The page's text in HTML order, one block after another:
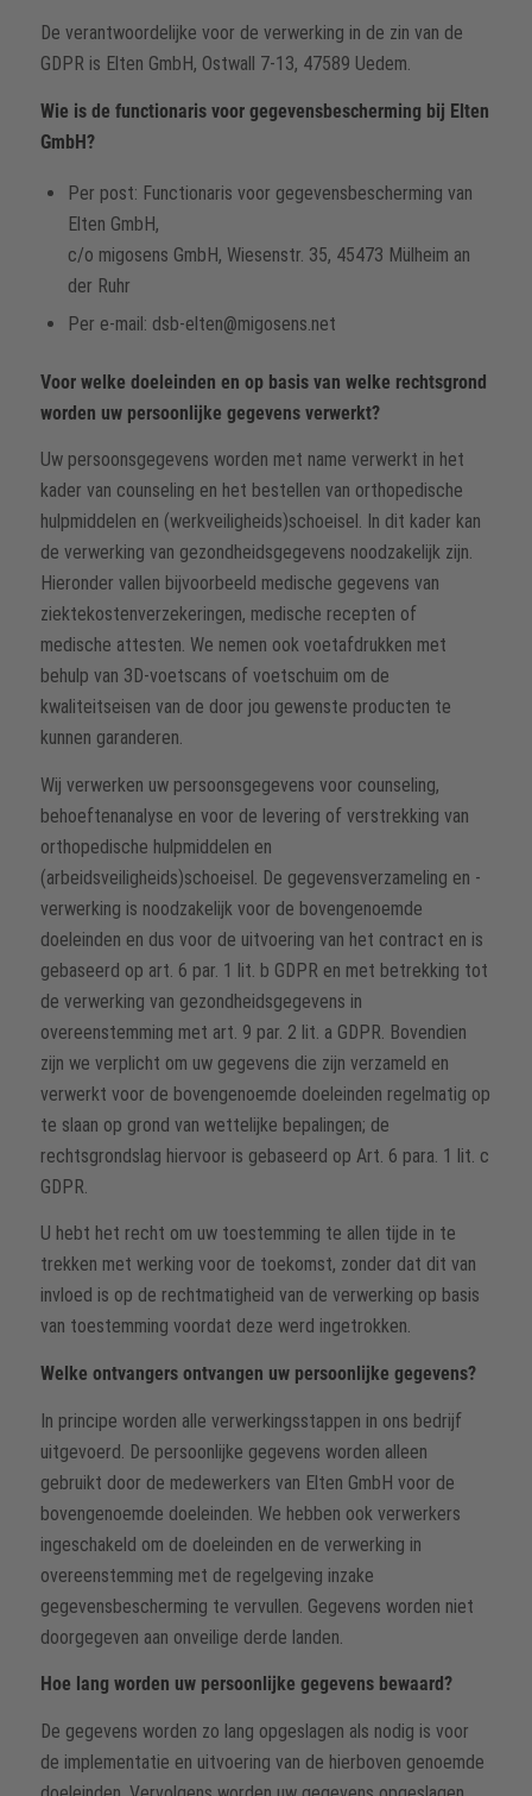
De verantwoordelijke voor de verwerking in de zin van de
GDPR is Elten GmbH, Ostwall 7-13, 47589 Uedem.
Wie is de functionaris voor gegevensbescherming bij Elten
GmbH?
Per post: Functionaris voor gegevensbescherming van
Elten GmbH,
c/o migosens GmbH, Wiesenstr. 35, 45473 Mülheim an
der Ruhr
Per e-mail: dsb-elten@migosens.net
Voor welke doeleinden en op basis van welke rechtsgrond
worden uw persoonlijke gegevens verwerkt?
Uw persoonsgegevens worden met name verwerkt in het
kader van counseling en het bestellen van orthopedische
hulpmiddelen en (werkveiligheids)schoeisel. In dit kader kan
de verwerking van gezondheidsgegevens noodzakelijk zijn.
Hieronder vallen bijvoorbeeld medische gegevens van
ziektekostenverzekeringen, medische recepten of
medische attesten. We nemen ook voetafdrukken met
behulp van 3D-voetscans of voetschuim om de
kwaliteitseisen van de door jou gewenste producten te
kunnen garanderen.
Wij verwerken uw persoonsgegevens voor counseling,
behoeftenanalyse en voor de levering of verstrekking van
orthopedische hulpmiddelen en
(arbeidsveiligheids)schoeisel. De gegevensverzameling en -
verwerking is noodzakelijk voor de bovengenoemde
doeleinden en dus voor de uitvoering van het contract en is
gebaseerd op art. 6 par. 1 lit. b GDPR en met betrekking tot
de verwerking van gezondheidsgegevens in
overeenstemming met art. 9 par. 2 lit. a GDPR. Bovendien
zijn we verplicht om uw gegevens die zijn verzameld en
verwerkt voor de bovengenoemde doeleinden regelmatig op
te slaan op grond van wettelijke bepalingen; de
rechtsgrondslag hiervoor is gebaseerd op Art. 6 para. 1 lit. c
GDPR.
U hebt het recht om uw toestemming te allen tijde in te
trekken met werking voor de toekomst, zonder dat dit van
invloed is op de rechtmatigheid van de verwerking op basis
van toestemming voordat deze werd ingetrokken.
Welke ontvangers ontvangen uw persoonlijke gegevens?
In principe worden alle verwerkingsstappen in ons bedrijf
uitgevoerd. De persoonlijke gegevens worden alleen
gebruikt door de medewerkers van Elten GmbH voor de
bovengenoemde doeleinden. We hebben ook verwerkers
ingeschakeld om de doeleinden en de verwerking in
overeenstemming met de regelgeving inzake
gegevensbescherming te vervullen. Gegevens worden niet
doorgegeven aan onveilige derde landen.
Hoe lang worden uw persoonlijke gegevens bewaard?
De gegevens worden zo lang opgeslagen als nodig is voor
de implementatie en uitvoering van de hierboven genoemde